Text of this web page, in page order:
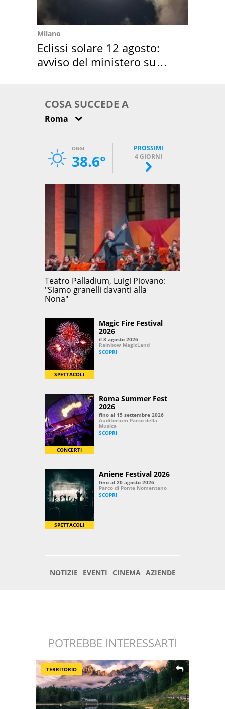
Milano
Eclissi solare 12 agosto:
avviso del ministero su
POTREBBE INTERESSARTI
TERRITORIO